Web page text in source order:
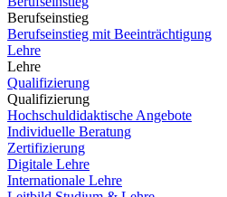
Berufseinstieg
Berufseinstieg mit Beeinträchtigung
Lehre
Lehre
Qualifizierung
Qualifizierung
Hochschuldidaktische Angebote
Individuelle Beratung
Zertifizierung
Digitale Lehre
Internationale Lehre